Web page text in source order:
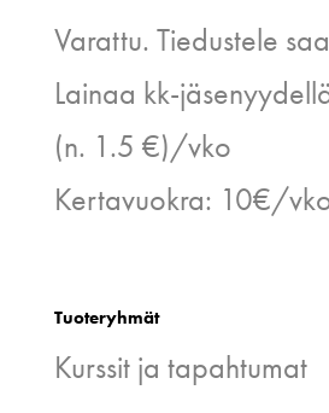
Varattu. Tiedustele
Lainaa kk-
(n. 1.5 €)/vko
Kertavuokra: 10€/
Tuoteryhmät
Kurssit ja tapahtumat